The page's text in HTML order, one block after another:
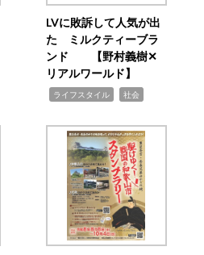
LVに敗訴して人気が出
た ミルクティーブラ
ンド 【野村義樹✕
リアルワールド】
ライフスタイル 社会